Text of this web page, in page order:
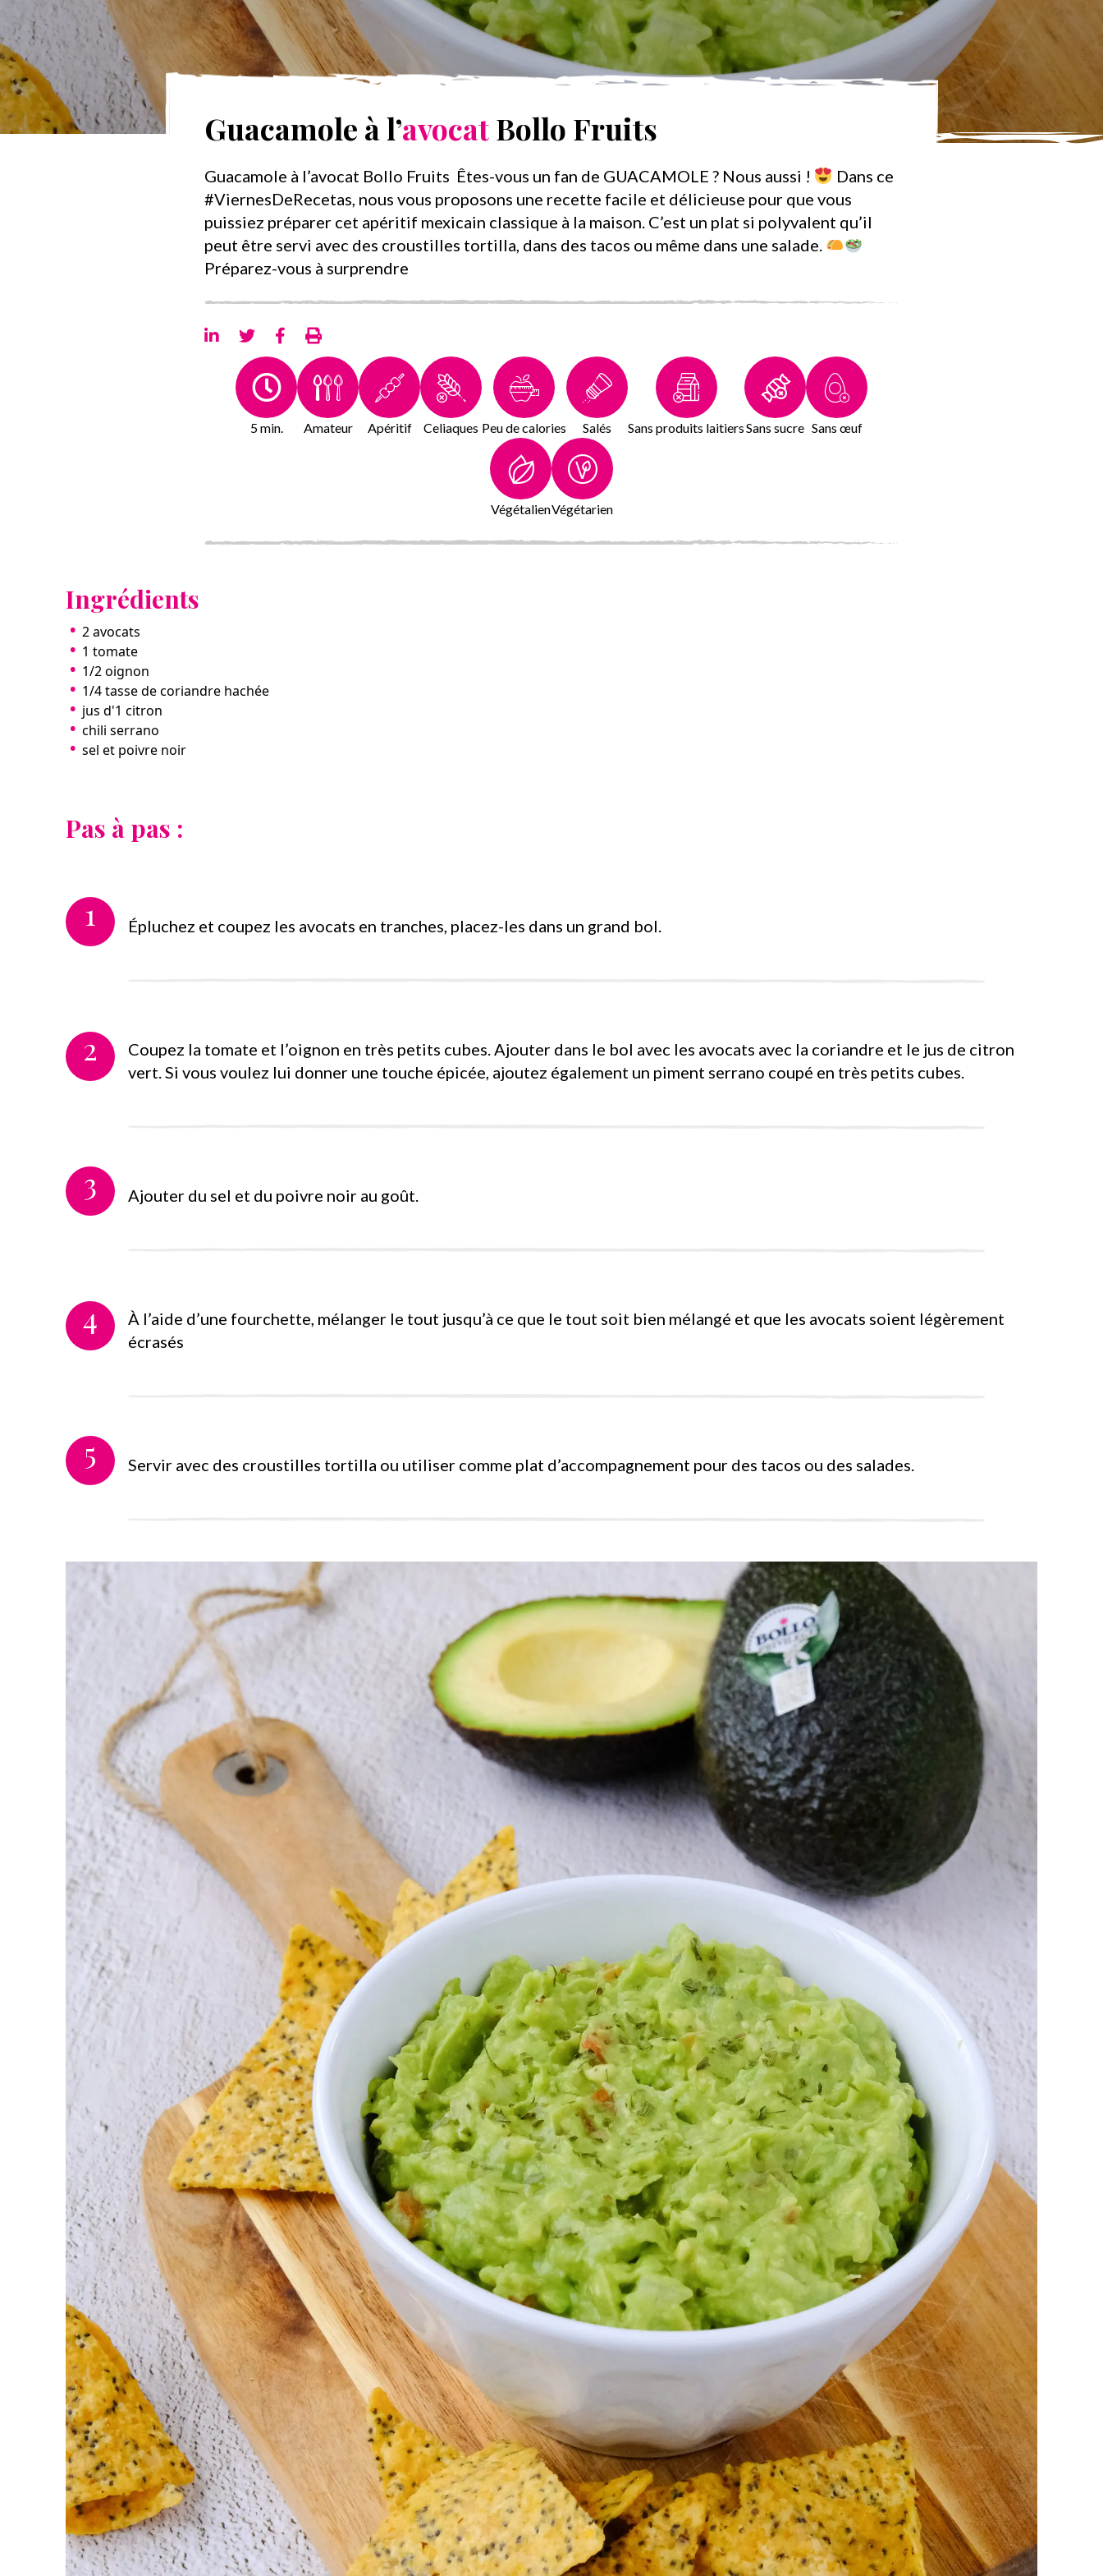
Guacamole à l’avocatBollo Fruits
Guacamole à l’avocat Bollo Fruits Êtes-vous un fan de GUACAMOLE ? Nous aussi !
Dans ce
#ViernesDeRecetas, nous vous proposons une recette facile et délicieuse pour que vous
puissiez préparer cet apéritif mexicain classique à la maison. C’est un plat si polyvalent qu’il
peut être servi avec des croustilles tortilla, dans des tacos ou même dans une salade.
Préparez-vous à surprendre
5 min. Amateur Apéritif Celiaques Peu de calories Salés Sans produits laitiersSans sucre Sans œuf
VégétalienVégétarien
Ingrédients
2 avocats
1 tomate
1/2 oignon
1/4 tasse de coriandre hachée
jus d'1 citron
chili serrano
sel et poivre noir
Pas à pas :
1 Épluchez et coupez les avocats en tranches, placez-les dans un grand bol.
2
Coupez la tomate et l’oignon en très petits cubes. Ajouter dans le bol avec les avocats avec la coriandre et le jus de citron
vert. Si vous voulez lui donner une touche épicée, ajoutez également un piment serrano coupé en très petits cubes.
3 Ajouter du sel et du poivre noir au goût.
4
À l’aide d’une fourchette, mélanger le tout jusqu’à ce que le tout soit bien mélangé et que les avocats soient légèrement
écrasés
5 Servir avec des croustilles tortilla ou utiliser comme plat d’accompagnement pour des tacos ou des salades.